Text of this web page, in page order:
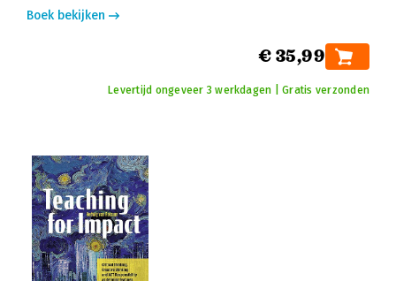
Boek bekijken
€ 35,99
Levertijd ongeveer 3 werkdagen | Gratis verzonden